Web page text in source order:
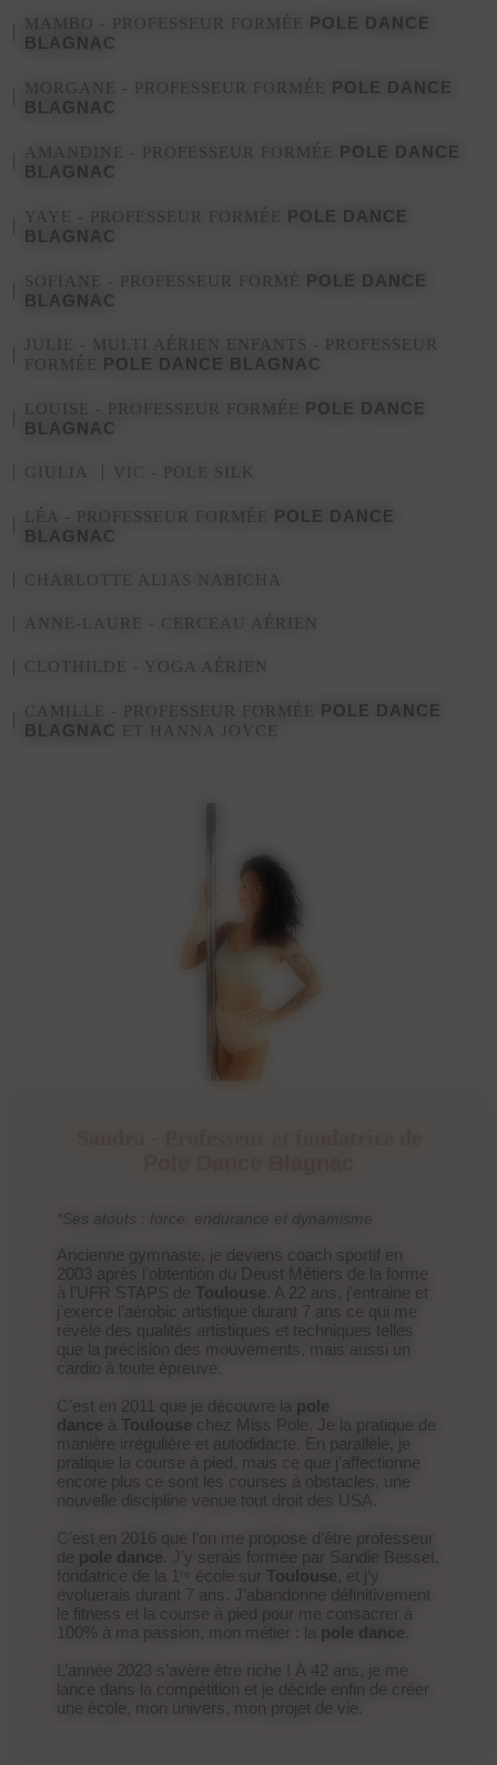
MAMBO - PROFESSEUR FORMÉE POLE DANCE
BLAGNAC
MORGANE - PROFESSEUR FORMÉE POLE DANCE
BLAGNAC
AMANDINE - PROFESSEUR FORMÉE POLE DANCE
BLAGNAC
YAYE - PROFESSEUR FORMÉE POLE DANCE
BLAGNAC
SOFIANE - PROFESSEUR FORMÉ POLE DANCE
BLAGNAC
JULIE - MULTI AÉRIEN ENFANTS - PROFESSEUR
FORMÉE
POLE DANCE BLAGNAC
LOUISE - PROFESSEUR FORMÉE POLE DANCE
BLAGNAC
GIULIA VIC - POLE SILK
LÉA - PROFESSEUR FORMÉE POLE DANCE
BLAGNAC
CHARLOTTE ALIAS NABICHA
ANNE-LAURE - CERCEAU AÉRIEN
CLOTHILDE - YOGA AÉRIEN
CAMILLE - PROFESSEUR FORMÉE POLE DANCE
BLAGNAC
ET HANNA JOYCE
*Ses atouts : force, endurance et dynamisme
Ancienne gymnaste, je deviens coach sportif en
2003 après l’obtention du Deust Métiers de la forme
à l’UFR STAPS de Toulouse . A 22 ans, j’entraine et
j’exerce l’aérobic artistique durant 7 ans ce qui me
révèle des qualités artistiques et techniques telles
que la précision des mouvements, mais aussi un
cardio à toute épreuve.
C’est en 2011 que je découvre la pole
dance
Toulouse chez Miss Pole. Je la pratique de
manière irrégulière et autodidacte. En parallèle, je
pratique la course à pied, mais ce que j’affectionne
encore plus ce sont les courses à obstacles, une
nouvelle discipline venue tout droit des USA.
C’est en 2016 que l’on me propose d’être professeur
de pole dance
. J’y serais formée par Sandie Besset,
fondatrice de la 1ʳᵉ école sur Toulouse , et j’y
évoluerais durant 7 ans. J’abandonne définitivement
le fitness et la course à pied pour me consacrer à
100% à ma passion, mon métier : la pole dance
L’année 2023 s’avère être riche ! À 42 ans, je me
lance dans la compétition et je décide enfin de créer
une école, mon univers, mon projet de vie.